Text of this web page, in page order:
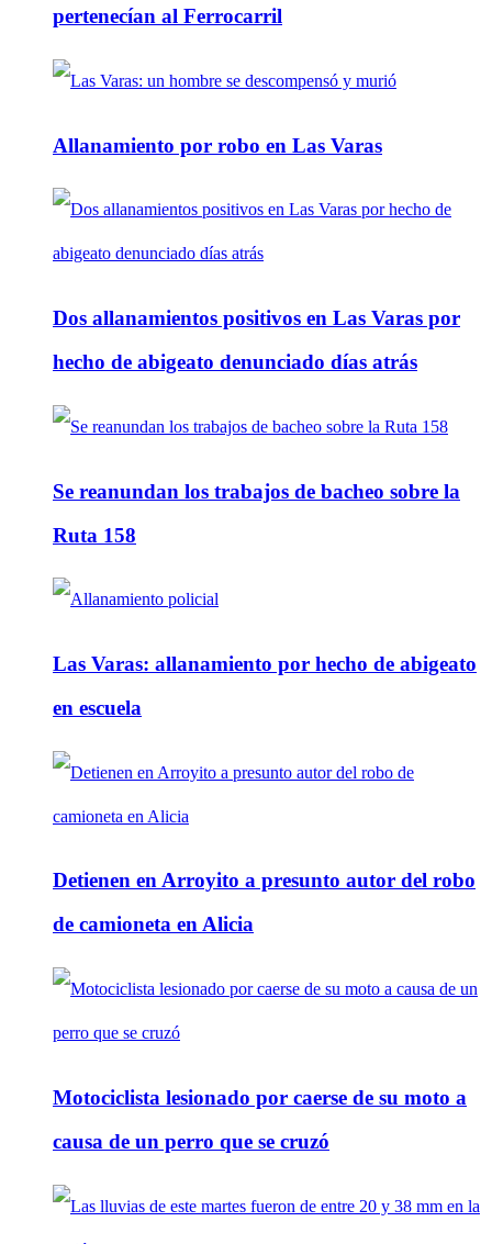
pertenecían al Ferrocarril
Allanamiento por robo en Las Varas
Dos allanamientos positivos en Las Varas por
hecho de abigeato denunciado días atrás
Se reanundan los trabajos de bacheo sobre la
Ruta 158
Las Varas: allanamiento por hecho de abigeato
en escuela
Detienen en Arroyito a presunto autor del robo
de camioneta en Alicia
Motociclista lesionado por caerse de su moto a
causa de un perro que se cruzó